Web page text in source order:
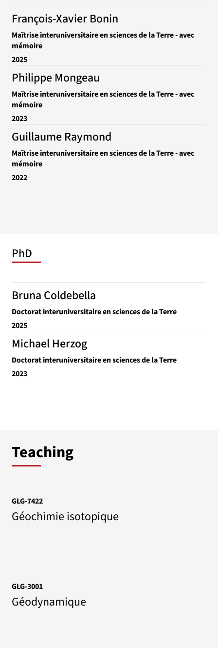
François-Xavier Bonin
Maîtrise interuniversitaire en sciences de la Terre - avec
mémoire
2025
Philippe Mongeau
Maîtrise interuniversitaire en sciences de la Terre - avec
mémoire
2023
Guillaume Raymond
Maîtrise interuniversitaire en sciences de la Terre - avec
mémoire
2022
PhD
Bruna Coldebella
Doctorat interuniversitaire en sciences de la Terre
2025
Michael Herzog
Doctorat interuniversitaire en sciences de la Terre
2023
Teaching
GLG-7422
Géochimie isotopique
GLG-3001
Géodynamique